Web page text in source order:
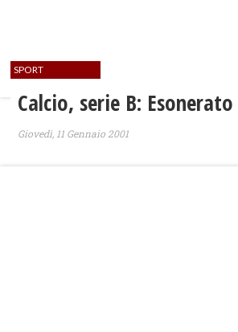
SPORT
Calcio, serie B:
Giovedì, 11 Gennaio 2001